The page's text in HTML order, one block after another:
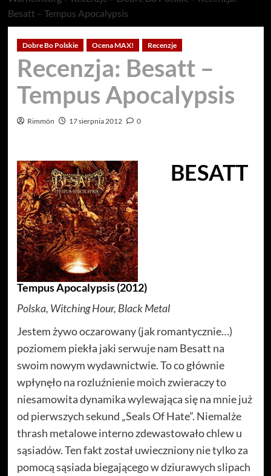
Besatt – Tempus Apocalypsis
Dobre Bo Polskie Ocena MAX! Recenzje
Recenzja: Besatt –
Tempus Apocalypsis
Rimmön 17 sierpnia 2012 0
BESATT
Tempus Apocalypsis (2012)
Polska, Witching Hour, Black Metal
Jestem żywo oczarowany (jak romantycznie…)
poziomem piekła jaki serwuje nam Besatt na
swoim nowym wydawnictwie. To co głównie
wpłynęło na rozluźnienie moich zwieraczy to
niesamowita dynamika wylewająca się na mnie już
od pierwszych sekund „Seals Of Hate”. Niemalże
thrash metalowe interno zdewastowało chlew u
sąsiadów. Ten fakt został uwieczniony nie tylko za
pomocą sąsiada biegającego w dziurawych slipach